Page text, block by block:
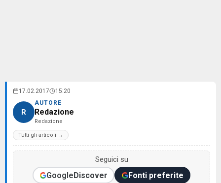
17.02.2017 15:20
R
AUTORE
Redazione
Redazione
Tutti gli articoli →
Seguici su
GoogleDiscover Fonti preferite